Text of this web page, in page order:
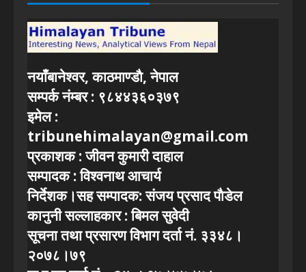
नयाँबानेश्वर, काठमाण्डाै, नेपाल
सम्पर्क नंम्बर : ९८४४३६०३७९
इमेल :
tribunehimalayan@gmail.com
प्रकाशक : जीवन कुमारी दाहाल
सम्पादक : विश्वनाथ आचार्य
निर्देशक।सह सम्पादक: संजय प्रसाद पाैडेल
कानुनी सल्लाहकार : बिमल सुवेदी
सूचना तथा प्रसारण विभाग दर्ता नं. ३३४८।
२०७८।७९